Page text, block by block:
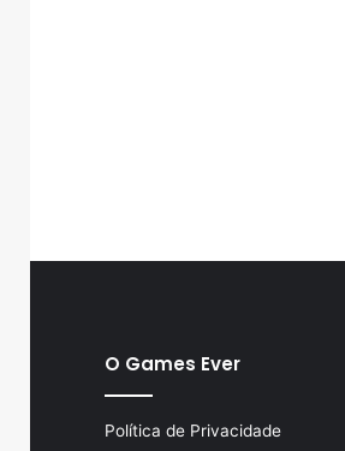
O Games Ever
Política de Privacidade